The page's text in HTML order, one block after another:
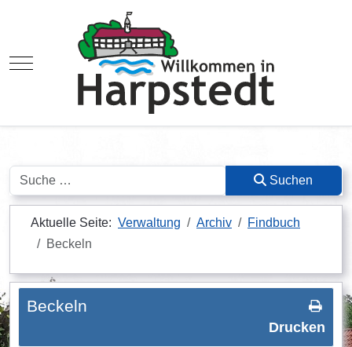
Mobile Menu Toggle
Suchen Suchen
Aktuelle Seite: Verwaltung Archiv
Findbuch
Beckeln
Drucken
Beckeln